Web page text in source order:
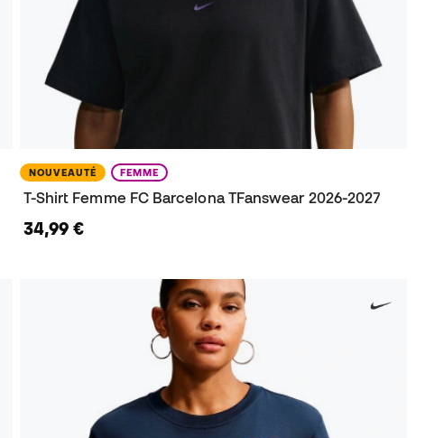
NOUVEAUTÉ FEMME
T-Shirt Femme FC Barcelona TFanswear 2026-2027
34,99 €